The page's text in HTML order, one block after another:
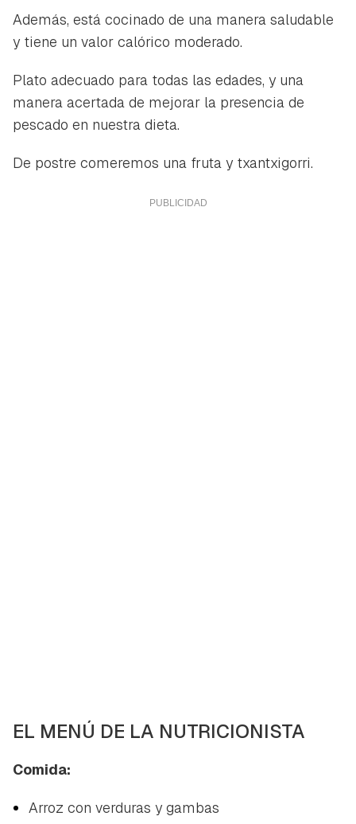
Además, está cocinado de una manera saludable
y tiene un valor calórico moderado.
Plato adecuado para todas las edades, y una
manera acertada de mejorar la presencia de
pescado en nuestra dieta.
De postre comeremos una fruta y txantxigorri.
EL MENÚ DE LA NUTRICIONISTA
Comida:
Arroz con verduras y gambas